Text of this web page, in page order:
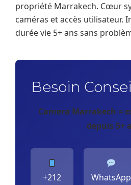
propriété Marrakech. Cœur
caméras et accès utilisateur.
durée vie 5+ ans sans
Besoin
Camera Marrakech =
depuis 5+
+212
WhatsApp